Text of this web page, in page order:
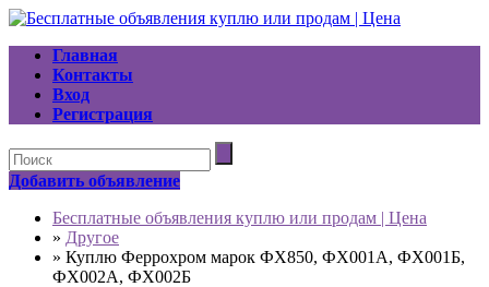
Главная
Контакты
Вход
Регистрация
Добавить объявление
Бесплатные объявления куплю или продам | Цена
» Другое
» Куплю Феррохром марок ФХ850, ФХ001А, ФХ001Б,
ФХ002А, ФХ002Б